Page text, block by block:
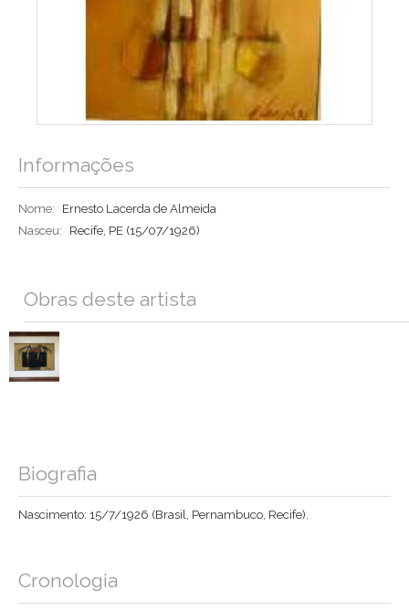
Informações
Nome:
Ernesto Lacerda de Almeida
Nasceu:
Recife, PE (15/07/1926)
Obras deste artista
Biografia
Nascimento: 15/7/1926 (Brasil, Pernambuco, Recife).
Cronologia